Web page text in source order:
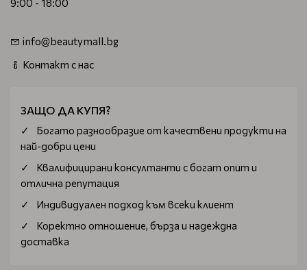
9:00 - 18:00
info@beautymall.bg
Контакт с нас
ЗАЩО ДА КУПЯ?
Богатo разнообразие от качествени продукти на
най-добри цени
Квалифицирани консултанти с богат опит и
отлична репутация
Индивидуален подход към всеки клиент
Коректно отношение, бърза и надеждна
доставка